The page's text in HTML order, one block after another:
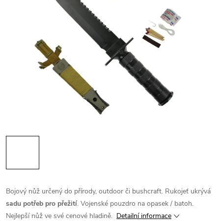
Bojový nůž určený do přírody, outdoor či bushcraft. Rukojeť ukrývá
sadu potřeb pro přežití. Vojenské pouzdro na opasek / batoh.
Nejlepší nůž ve své cenové hladině. Detailní informace